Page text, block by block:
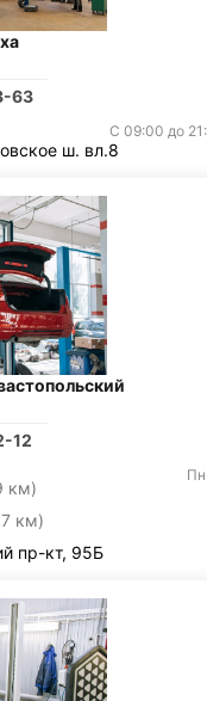
63
С 09:00 до
ш. вл.8
12
км)
км)
пр-кт, 95Б